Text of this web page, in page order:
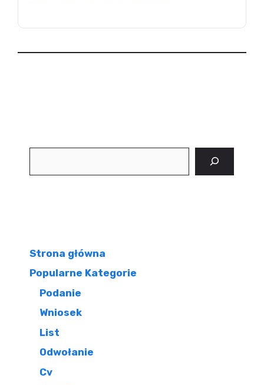
Strona główna
Popularne Kategorie
Podanie
Wniosek
List
Odwołanie
Cv